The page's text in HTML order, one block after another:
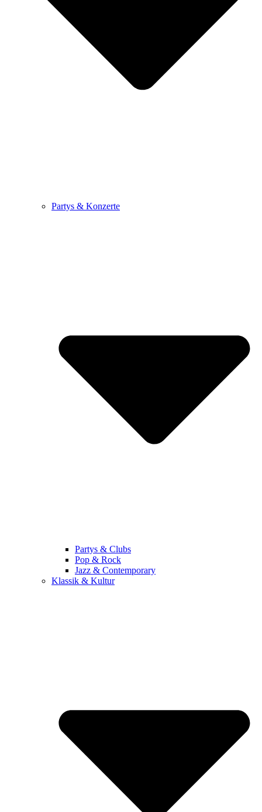
Partys & Konzerte
Partys & Clubs
Pop & Rock
Jazz & Contemporary
Klassik & Kultur